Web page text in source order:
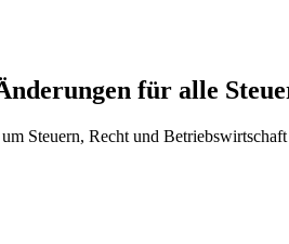
für alle
Steuern, Recht und